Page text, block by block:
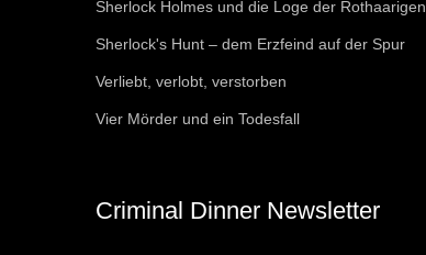
Sherlock Holmes und die Loge der Rothaarigen
Sherlock's Hunt – dem Erzfeind auf der Spur
Verliebt, verlobt, verstorben
Vier Mörder und ein Todesfall
Criminal Dinner Newsletter